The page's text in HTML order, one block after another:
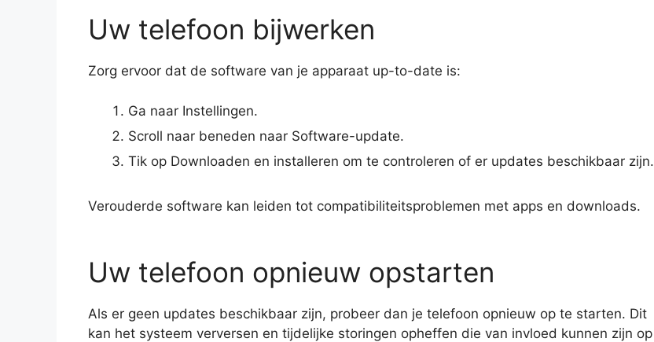
Uw telefoon bijwerken
Zorg ervoor dat de software van je apparaat up-to-date is:
Ga naar Instellingen.
Scroll naar beneden naar Software-update.
Tik op Downloaden en installeren om te controleren of er updates beschikbaar zijn.
Verouderde software kan leiden tot compatibiliteitsproblemen met apps en downloads.
Uw telefoon opnieuw opstarten
Als er geen updates beschikbaar zijn, probeer dan je telefoon opnieuw op te starten. Dit
kan het systeem verversen en tijdelijke storingen opheffen die van invloed kunnen zijn op